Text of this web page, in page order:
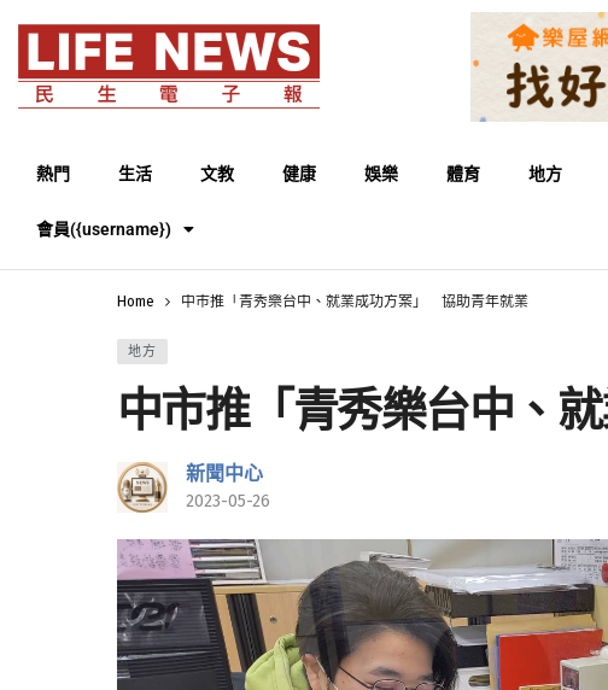
熱門 生活 文教 健康 娛樂 體育 地方
會員({username})
Home 中市推「青秀樂台中、就業成功方案」 協助青年就業
地方
中市推「青秀樂台中、
新聞中心
2023-05-26